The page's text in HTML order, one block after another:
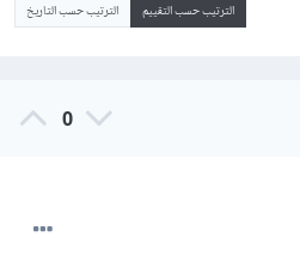
الترتيب حسب التقييم الترتيب حسب التاريخ
0